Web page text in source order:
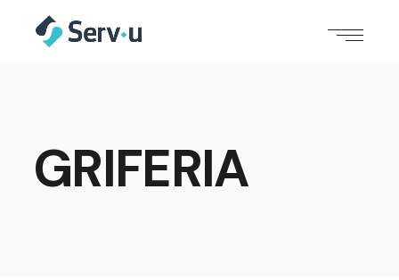
GRIFERIA